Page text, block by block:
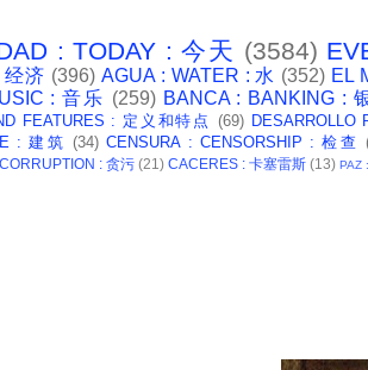
: TODAY : 今天 (3584)
经济 (396) AGUA : WATER : 水 (352) EL
: 音乐 (259) BANCA : BANKING :
FEATURES : 定义和特点 (69) DESARROLLO
: 建筑 (34) CENSURA : CENSORSHIP : 检查
: 贪污 (21) CACERES : 卡塞雷斯 (13) PAZ